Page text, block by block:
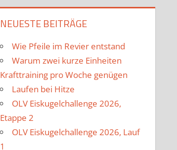
NEUESTE BEITRÄGE
Wie Pfeile im Revier entstand
Warum zwei kurze Einheiten
Krafttraining pro Woche genügen
Laufen bei Hitze
OLV Eiskugelchallenge 2026,
Etappe 2
OLV Eiskugelchallenge 2026, Lauf
1